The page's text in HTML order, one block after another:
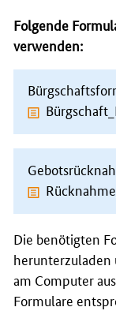
Folgende
verwenden:
Die benötigten
am Computer
Formulare